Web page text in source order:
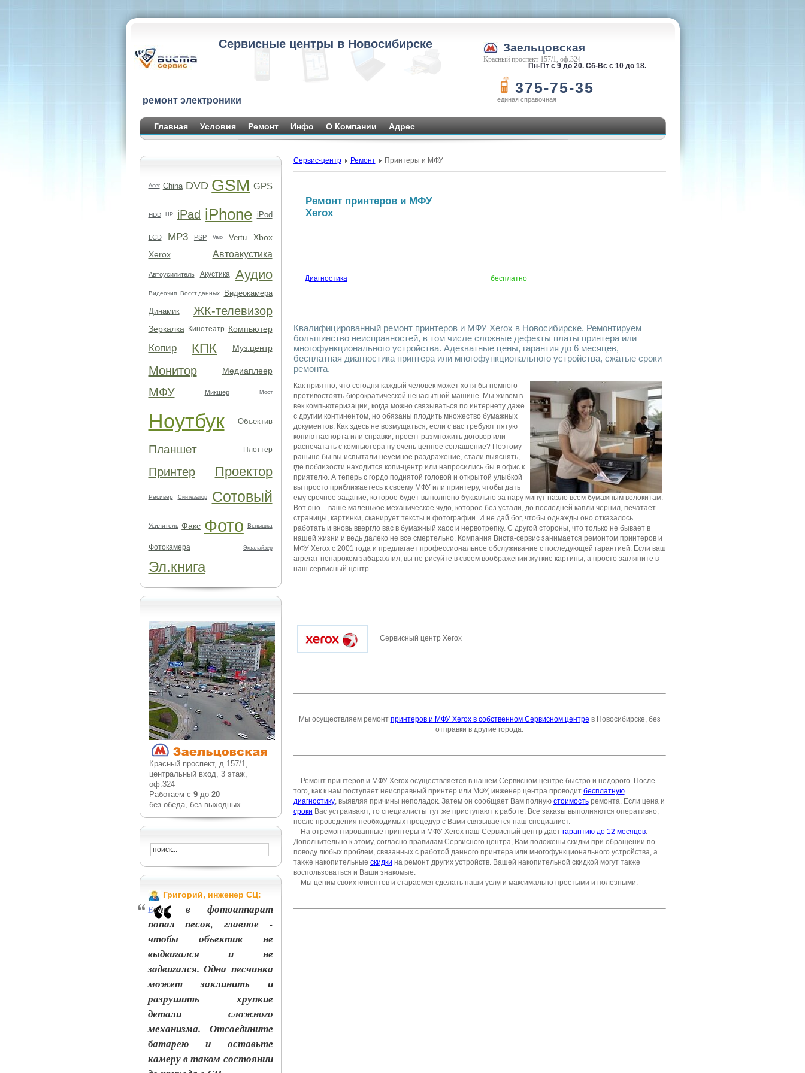
Сервисные центры в Новосибирске
ремонт электроники
Заельцовская
Красный проспект 157/1, оф.324
Пн-Пт с 9 до 20. Сб-Вс с 10 до 18.
375-75-35
единая справочная
Главная Условия Ремонт Инфо О Компании Адрес
Acer China DVD GSM GPS
HDD HP iPad iPhone iPod
LCD MP3 PSP Vaio Vertu
Xbox
Xerox
Автоакустика
Автоусилитель Акустика Аудио
Видеочип Восст.данных
Видеокамера
Динамик
ЖК-телевизор
Зеркалка Кинотеатр Компьютер
Копир КПК Муз.центр
Монитор Медиаплеер
МФУ Микшер Мост
Ноутбук Объектив
Планшет Плоттер
Принтер Проектор
Ресивер Синтезатор Сотовый
Усилитель Факс Фото Вспышка
Фотокамера Эквалайзер
Эл.книга
Красный проспект, д.157/1,
центральный вход, 3 этаж,
оф.324
Работаем с 9до 20
без обеда, без выходных
Григорий, инженер СЦ:
Если в фотоаппарат
попал песок, главное -
чтобы объектив не
выдвигался и не
задвигался. Одна песчинка
может заклинить и
разрушить хрупкие
детали сложного
механизма. Отсоедините
батарею и оставьте
камеру в таком состоянии
Сервис-центр Ремонт Принтеры и МФУ
Ремонт принтеров и МФУ
Xerox
Диагностика бесплатно
Квалифицированный ремонт принтеров и МФУ Xerox в Новосибирске. Ремонтируем
большинство неисправностей, в том числе сложные дефекты платы принтера или
многофункционального устройства. Адекватные цены, гарантия до 6 месяцев,
бесплатная диагностика принтера или многофункционального устройства, сжатые сроки
ремонта.
Как приятно, что сегодня каждый человек может хотя бы немного
противостоять бюрократической ненасытной машине. Мы живем в
век компьютеризации, когда можно связываться по интернету даже
с другим континентом, но обязаны плодить множество бумажных
документов. Как здесь не возмущаться, если с вас требуют пятую
копию паспорта или справки, просят размножить договор или
распечатать с компьютера ну очень ценное соглашение? Поэтому
раньше бы вы испытали неуемное раздражение, стали выяснять,
где поблизости находится копи-центр или напросились бы в офис к
приятелю. А теперь с гордо поднятой головой и открытой улыбкой
вы просто приближаетесь к своему МФУ или принтеру, чтобы дать
ему срочное задание, которое будет выполнено буквально за пару минут назло всем бумажным волокитам.
Вот оно – ваше маленькое механическое чудо, которое без устали, до последней капли чернил, печатает
страницы, картинки, сканирует тексты и фотографии. И не дай бог, чтобы однажды оно отказалось
работать и вновь ввергло вас в бумажный хаос и нервотрепку. С другой стороны, что только не бывает в
нашей жизни и ведь далеко не все смертельно. Компания Виста-сервис занимается ремонтом принтеров и
МФУ Xeroxс 2001 года и предлагает профессиональное обслуживание с последующей гарантией. Если ваш
агрегат ненароком забарахлил, вы не рисуйте в своем воображении жуткие картины, а просто загляните в
наш сервисный центр.
Сервисный центр Xerox
Мы осуществляем ремонт принтеров и МФУ Xerox в собственном Сервисном центре в Новосибирске, без
отправки в другие города.
Ремонт принтеров и МФУ Xeroxосуществляется в нашем Сервисном центре быстро и недорого. После
того, как к нам поступает неисправный принтер или МФУ, инженер центра проводит бесплатную
диагностику, выявляя причины неполадок. Затем он сообщает Вам полную стоимостьремонта. Если цена и
сроки Вас устраивают, то специалисты тут же приступают к работе. Все заказы выполняются оперативно,
после проведения необходимых процедур с Вами связывается наш специалист.
На отремонтированные принтеры и МФУ Xerox наш Сервисный центр дает гарантию до 12 месяцев.
Дополнительно к этому, согласно правилам Сервисного центра, Вам положены скидки при обращении по
поводу любых проблем, связанных с работой данного принтера или многофункционального устройства, а
также накопительные скидки на ремонт других устройств. Вашей накопительной скидкой могут также
воспользоваться и Ваши знакомые.
Мы ценим своих клиентов и стараемся сделать наши услуги максимально простыми и полезными.